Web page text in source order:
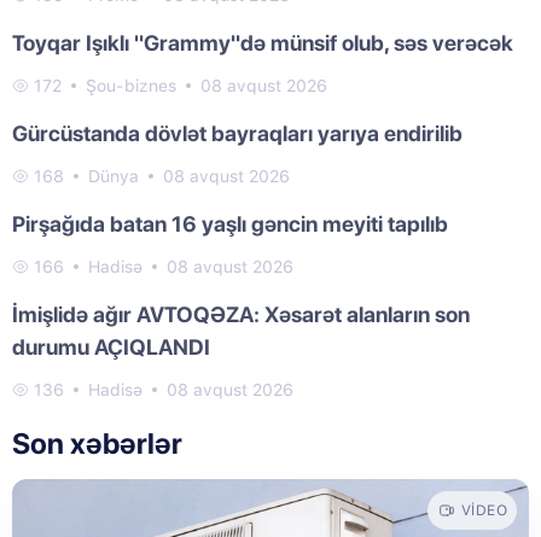
Toyqar Işıklı "Grammy"də münsif olub, səs verəcək
172 Şou-biznes 08 avqust 2026
Gürcüstanda dövlət bayraqları yarıya endirilib
168 Dünya 08 avqust 2026
Pirşağıda batan 16 yaşlı gəncin meyiti tapılıb
166 Hadisə 08 avqust 2026
İmişlidə ağır AVTOQƏZA: Xəsarət alanların son
durumu AÇIQLANDI
136 Hadisə 08 avqust 2026
Son xəbərlər
VIDEO